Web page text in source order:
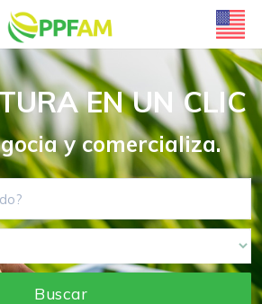
EN UN CLIC
y comercializa.
Buscar